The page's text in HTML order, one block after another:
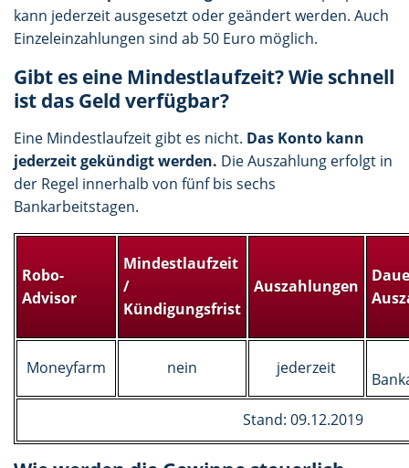
kann jederzeit ausgesetzt oder geändert werden. Auch
Einzeleinzahlungen sind ab 50 Euro möglich.
Gibt es eine Mindestlaufzeit? Wie schnell
ist das Geld verfügbar?
Eine Mindestlaufzeit gibt es nicht. Das Konto kann
jederzeit gekündigt werden. Die Auszahlung erfolgt in
der Regel innerhalb von fünf bis sechs
Bankarbeitstagen.
Robo-
Advisor
Mindestlaufzeit
/
Kündigungsfrist
Auszahlungen
Stand: 09.12.2019
Moneyfarm nein jederzeit